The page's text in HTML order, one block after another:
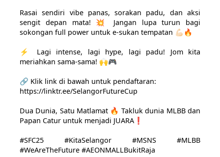
Rasai sendiri vibe panas, sorakan padu, dan aksi
sengit depan mata! 💥 Jangan lupa turun bagi
sokongan full power untuk e-sukan tempatan 💪🏻🔥
⚡ Lagi intense, lagi hype, lagi padu! Jom kita
meriahkan sama-sama! 🙌🎮
🔗 Klik link di bawah untuk pendaftaran:
https://linktr.ee/SelangorFutureCup
Dua Dunia, Satu Matlamat 🔥 Takluk dunia MLBB dan
Papan Catur untuk menjadi JUARA❗
#SFC25 #KitaSelangor #MSNS #MLBB
#WeAreTheFuture #AEONMALLBukitRaja